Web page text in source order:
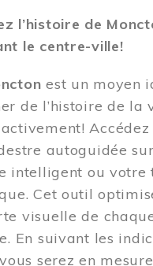
l’histoire de
le centre-ville!
est un moyen
de l’histoire de la
autoguidée
intelligent ou votre
Cet outil
visuelle de
En suivant les
serez en